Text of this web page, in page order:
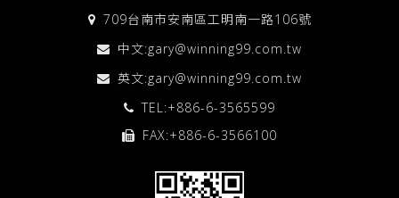
709台南市安南區工明南一路106號
中文:gary@winning99.com.tw
英文:gary@winning99.com.tw
TEL:+886-6-3565599
FAX:+886-6-3566100